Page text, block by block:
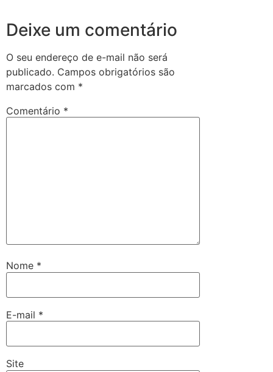
Deixe um comentário
O seu endereço de e-mail não será
publicado. Campos obrigatórios são
marcados com *
Comentário *
Nome *
E-mail *
Site